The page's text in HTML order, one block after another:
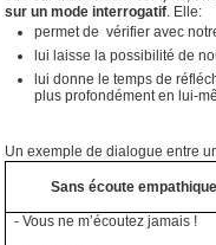
sur un mode interrogatif. Elle:
permet de vérifier avec
lui laisse la possibilité de
lui donne le temps de
plus profondément en lui-
Un exemple de dialogue entre
Sans écoute empathique
- Vous ne m’écoutez jamais !